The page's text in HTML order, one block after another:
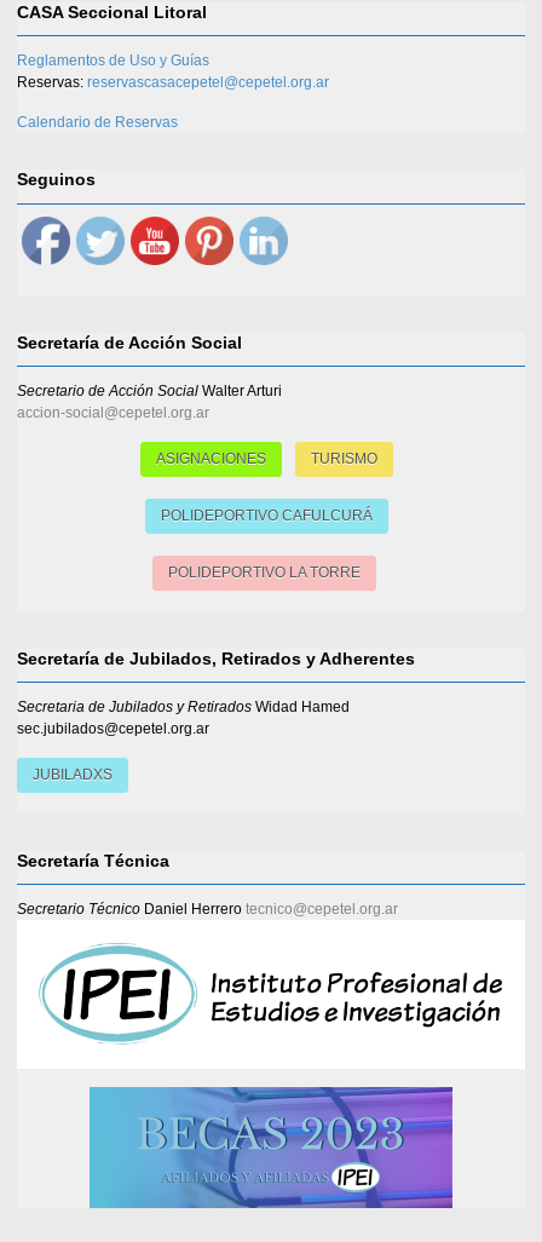
CASA Seccional Litoral
Reglamentos de Uso y Guías
Reservas: reservascasacepetel@cepetel.org.ar
Calendario de Reservas
Seguinos
Secretaría de Acción Social
Secretario de Acción Social Walter Arturi
accion-social@cepetel.org.ar
ASIGNACIONES TURISMO
POLIDEPORTIVO CAFULCURÁ
POLIDEPORTIVO LA TORRE
Secretaría de Jubilados, Retirados y Adherentes
Secretaria de Jubilados y Retirados Widad Hamed
sec.jubilados@cepetel.org.ar
JUBILADXS
Secretaría Técnica
Secretario Técnico Daniel Herrero tecnico@cepetel.org.ar